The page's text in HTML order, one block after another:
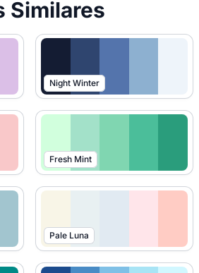
Similares
Night Winter
Fresh Mint
Pale Luna